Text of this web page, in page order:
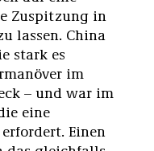
Zuspitzung in
lassen. China
stark es
im
– und war im
eine
Einen